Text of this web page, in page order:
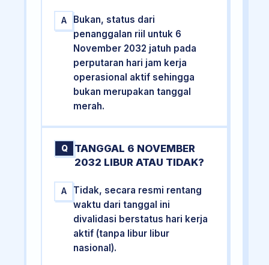
A
Bukan, status dari
penanggalan riil untuk 6
November 2032 jatuh pada
perputaran hari jam kerja
operasional aktif sehingga
bukan merupakan tanggal
merah.
Q
TANGGAL 6 NOVEMBER
2032 LIBUR ATAU TIDAK?
A
Tidak, secara resmi rentang
waktu dari tanggal ini
divalidasi berstatus hari kerja
aktif (tanpa libur libur
nasional).